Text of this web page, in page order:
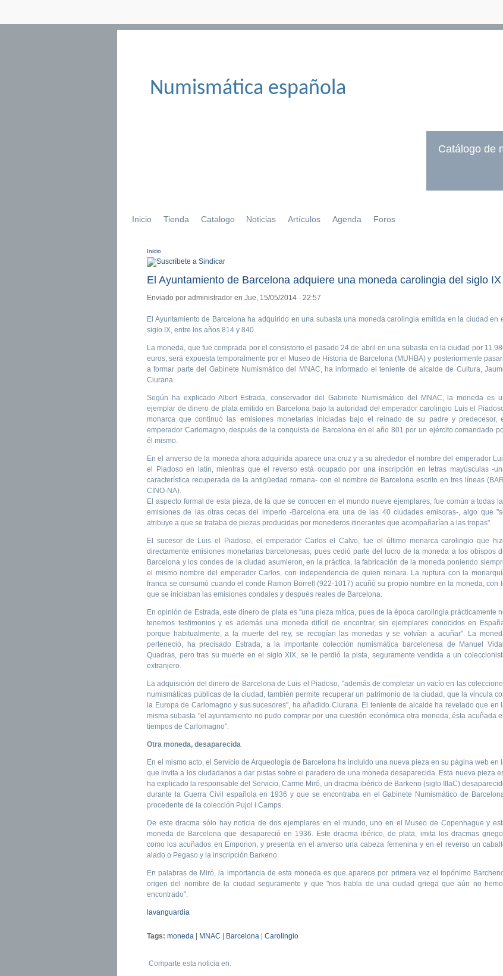
Numismática española
Catálogo de
Inicio Tienda Catalogo Noticias Artículos Agenda Foros
Se encuentra usted aquí
Inicio
El Ayuntamiento de Barcelona adquiere una moneda carolingia del siglo IX
Enviado por administrador en Jue, 15/05/2014 - 22:57
El Ayuntamiento de Barcelona ha adquirido en una subasta una moneda carolingia emitida en la ciudad en
siglo IX, entre los años 814 y 840.
La moneda, que fue comprada por el consistorio el pasado 24 de abril en una subasta en la ciudad por
euros, será expuesta temporalmente por el Museo de Historia de Barcelona (MUHBA) y posteriormente
a formar parte del Gabinete Numismático del MNAC, ha informado el teniente de alcalde de Cultura,
Ciurana.
Según ha explicado Albert Estrada, conservador del Gabinete Numismático del MNAC, la moneda es
ejemplar de dinero de plata emitido en Barcelona bajo la autoridad del emperador carolingio Luis el
monarca que continuó las emisiones monetarias iniciadas bajo el reinado de su padre y predecesor,
emperador Carlomagno, después de la conquista de Barcelona en el año 801 por un ejército comandado
él mismo.
En el anverso de la moneda ahora adquirida aparece una cruz y a su alrededor el nombre del emperador
el Piadoso en latín, mientras que el reverso está ocupado por una inscripción en letras mayúsculas -
característica recuperada de la antigüedad romana- con el nombre de Barcelona escrito en tres líneas
CINO-NA).
El aspecto formal de esta pieza, de la que se conocen en el mundo nueve ejemplares, fue común a todas
emisiones de las otras cecas del imperio -Barcelona era una de las 40 ciudades emisoras-, algo que
atribuye a que se trataba de piezas producidas por monederos itinerantes que acompañarían a las tropas".
El sucesor de Luis el Piadoso, el emperador Carlos el Calvo, fue el último monarca carolingio que
directamente emisiones monetarias barcelonesas, pues cedió parte del lucro de la moneda a los obispos
Barcelona y los condes de la ciudad asumieron, en la práctica, la fabricación de la moneda poniendo
el mismo nombre del emperador Carlos, con independencia de quien reinara. La ruptura con la
franca se consumó cuando el conde Ramon Borrell (922-1017) acuñó su propio nombre en la moneda, con
que se iniciaban las emisiones condales y después reales de Barcelona.
En opinión de Estrada, este dinero de plata es "una pieza mítica, pues de la época carolingia prácticamente
tenemos testimonios y es además una moneda difícil de encontrar, sin ejemplares conocidos en
porque habitualmente, a la muerte del rey, se recogían las monedas y se volvían a acuñar". La
perteneció, ha precisado Estrada, a la importante colección numismática barcelonesa de Manuel
Quadras, pero tras su muerte en el siglo XIX, se le perdió la pista, seguramente vendida a un
extranjero.
La adquisición del dinero de Barcelona de Luis el Piadoso, "además de completar un vacío en las
numismáticas públicas de la ciudad, también permite recuperar un patrimonio de la ciudad, que la vincula
la Europa de Carlomagno y sus sucesores", ha añadido Ciurana. El teniente de alcalde ha revelado que en
misma subasta "el ayuntamiento no pudo comprar por una cuestión económica otra moneda, ésta acuñada
tiempos de Carlomagno".
Otra moneda, desaparecida
En el mismo acto, el Servicio de Arqueología de Barcelona ha incluido una nueva pieza en su página web en
que invita a los ciudadanos a dar pistas sobre el paradero de una moneda desaparecida. Esta nueva pieza
ha explicado la responsable del Servicio, Carme Miró, un dracma ibérico de Barkeno (siglo IIIaC)
durante la Guerra Civil española en 1936 y que se encontraba en el Gabinete Numismático de
procedente de la colección Pujol i Camps.
De este dracma sólo hay noticia de dos ejemplares en el mundo, uno en el Museo de Copenhague y
moneda de Barcelona que desapareció en 1936. Este dracma ibérico, de plata, imita los dracmas
como los acuñados en Emporion, y presenta en el anverso una cabeza femenina y en el reverso un
alado o Pegaso y la inscripción Barkeno.
En palabras de Miró, la importancia de esta moneda es que aparece por primera vez el topónimo
origen del nombre de la ciudad seguramente y que "nos habla de una ciudad griega que aún no
encontrado".
lavanguardia
Tags: moneda MNAC Barcelona Carolingio
Comparte esta noticia en: